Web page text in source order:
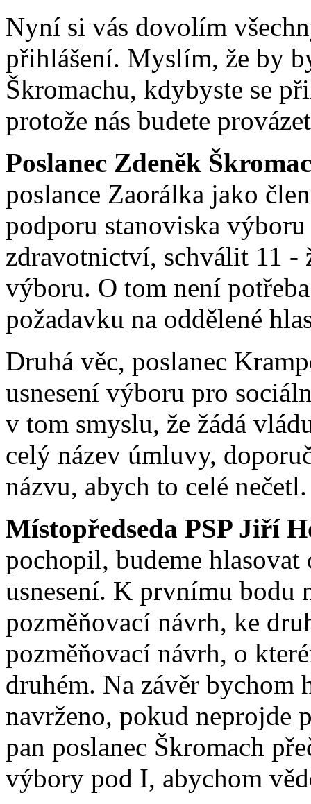
Nyní si vás dovolím
přihlášení. Myslím, že by
Škromachu, kdybyste se
protože nás budete
Poslanec Zdeněk
poslance Zaorálka jako
podporu stanoviska
zdravotnictví, schválit 11 -
výboru. O tom není
požadavku na oddělené
Druhá věc, poslanec
usnesení výboru pro
v tom smyslu, že žádá
celý název úmluvy,
názvu, abych to celé
Místopředseda PSP Jiří
pochopil, budeme hlasovat
usnesení. K prvnímu bodu
pozměňovací návrh, ke
pozměňovací návrh, o
druhém. Na závěr
navrženo, pokud neprojde
pan poslanec Škromach
výbory pod I, abychom